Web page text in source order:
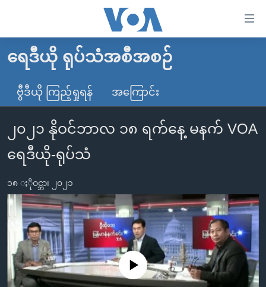
လွယ်ကူ
သည့်
များ
ပင်မ
သို့
ကျော်
ကြည့်
ပင်မ
အ
မူလစာမျက်နှာ
မြန်မာ
ကမ္ဘာ့သတင်းများ
နိုင်ငံတကာ
အမေရိကန်
အစ္စရေး-ပါလက်စတိုင်း
ဗွီဒီယို
သတင်းလွတ်လပ်ခွင့်
ရပ်ဝန်းတခု လမ်းတခု အလွန်
အင်္ဂလိပ်စာလေ့လာမယ်
အမေရိကန်သုံးအီဒီယံ
မကြေးမုံရဲ့ အင်္ဂလိပ်စာ
ရုပ်ရှင်ထဲက အင်္ဂလိပ်စာ
သုတပဒေသာ အင်္ဂလိပ်စာ
အပတ်စဉ်ကဏ္ဍများ
ရေဒီယို
တီဗွီ
ရေဒီယိုနှင့်ရုပ်သံ အချက်အလက်များ
ရေဒီယို/တီဗွီအစီအစဉ်
ရေဒီယို ရုပ်သံအစီအစဉ်
ဗွီဒီယို ကြည့်ရှုရန် အကြောင်း
၂၀၂၁ နိုဝင်ဘာလ ၁၈ ရက်နေ့ မနက် VOA
ရေဒီယို-ရုပ်သံ
၁၈ ႏိုဝင္ဘာ၊ ၂၀၂၁
No media source currently available